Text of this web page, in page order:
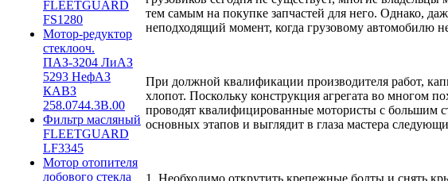
FLEETGUARD
FS1280
Мотор-редуктор
стеклооч.
ПАЗ-3204 ЛиАЗ
5293 НефАЗ
КАВЗ
258.0744.3B.00
Фильтр масляный
FLEETGUARD
LF3345
Мотор отопителя
лобового стекла
тем самым на покупке запчастей для него. Однако,
неподходящий момент, когда грузовому автомобилю
При должной квалификации производителя работ,
хлопот. Поскольку конструкция агрегата во многом
проводят квалифицированные мотористы с большим
основных этапов и выглядит в глаза мастера
1. Необходимо открутить крепежные болты и снять